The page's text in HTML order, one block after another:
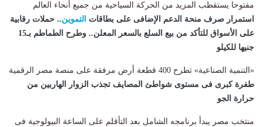
مفتوحا يستقطب المزيد من الحركة السياحية من جميع أنحاء العالم
استمرار صرف منحة الدعم الإضافى على بطاقات التموين.. حملات رقابية
على الأسواق للتأكد من بيع السلع بالسعر المعلن.. وطرح الطماطم بـ15
جنيها للكيلو
«التنمية الصناعية» تطرح 400 قطعة أرض مرفقة على منصة مصر الرقمية
طفرة كبرى فى مستوى شواطئ المصايف تجذب الزوار الهاربين من
حرارة الجو
منتخب مصر يبدأ برنامجه الشامل بعد التأقلم على الساعة البيولوجية فى